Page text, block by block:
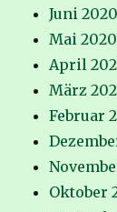
Juni 2020
Mai 2020
April
März
Februar
Oktober